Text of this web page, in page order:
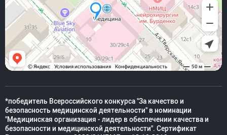
*победитель Всероссийского конкурса "За качество и
безопасность медицинской деятельности" в номинации
"Медицинская организация - лидер в обеспечении качества и
безопасности и медицинской деятельности". Сертификат